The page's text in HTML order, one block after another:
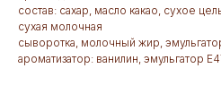
состав: сахар, масло какао, сухое
сухая молочная
сыворотка, молочный жир,
ароматизатор: ванилин, эмульгатор